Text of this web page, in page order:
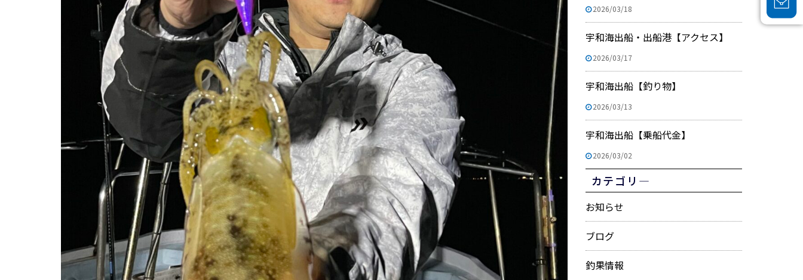
2026/03/18
宇和海出船・出船港【アクセス】
2026/03/17
宇和海出船【釣り物】
2026/03/13
宇和海出船【乗船代金】
2026/03/02
カテゴリ―
お知らせ
ブログ
釣果情報